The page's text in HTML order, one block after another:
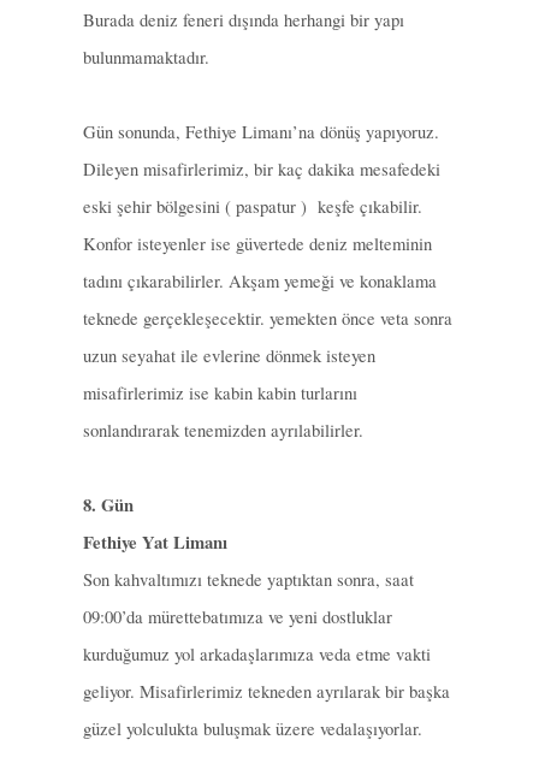
Burada deniz feneri dışında herhangi bir yapı
bulunmamaktadır.
Gün sonunda, Fethiye Limanı’na dönüş yapıyoruz.
Dileyen misafirlerimiz, bir kaç dakika mesafedeki
eski şehir bölgesini ( paspatur ) keşfe çıkabilir.
Konfor isteyenler ise güvertede deniz melteminin
tadını çıkarabilirler. Akşam yemeği ve konaklama
teknede gerçekleşecektir. yemekten önce veta sonra
uzun seyahat ile evlerine dönmek isteyen
misafirlerimiz ise kabin kabin turlarını
sonlandırarak tenemizden ayrılabilirler.
8. Gün
Fethiye Yat Limanı
Son kahvaltımızı teknede yaptıktan sonra, saat
09:00’da mürettebatımıza ve yeni dostluklar
kurduğumuz yol arkadaşlarımıza veda etme vakti
geliyor. Misafirlerimiz tekneden ayrılarak bir başka
güzel yolculukta buluşmak üzere vedalaşıyorlar.